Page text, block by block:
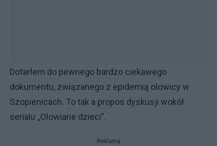
Dotarłem do pewnego bardzo ciekawego
dokumentu, związanego z epidemią ołowicy w
Szopienicach. To tak a propos dyskusji wokół
serialu „Ołowiane dzieci”.
Reklama